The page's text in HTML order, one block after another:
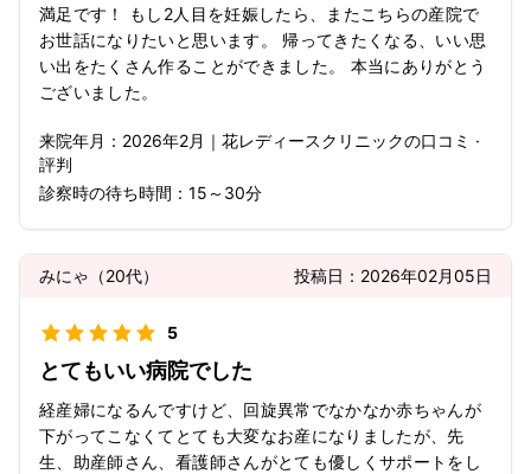
満足です！ もし2人目を妊娠したら、またこちらの産院で
お世話になりたいと思います。 帰ってきたくなる、いい思
い出をたくさん作ることができました。 本当にありがとう
ございました。
来院年月： 2026年2月 ｜ 花レディースクリニックの口コミ ·
評判
診察時の待ち時間： 15～30分
みにゃ （20代） 投稿日： 2026年02月05日
5
とてもいい病院でした
経産婦になるんですけど、回旋異常でなかなか赤ちゃんが
下がってこなくてとても大変なお産になりましたが、先
生、助産師さん、看護師さんがとても優しくサポートをし